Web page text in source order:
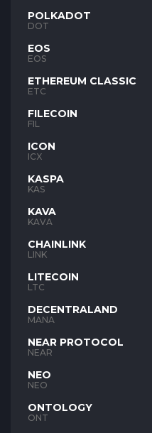
POLKADOT
DOT
EOS
EOS
ETHEREUM CLASSIC
ETC
FILECOIN
FIL
ICON
ICX
KASPA
KAS
KAVA
KAVA
CHAINLINK
LINK
LITECOIN
LTC
DECENTRALAND
MANA
NEAR PROTOCOL
NEAR
NEO
NEO
ONTOLOGY
ONT